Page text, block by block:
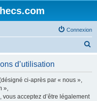
Connexion
d’utilisation
ci-après par « nous »,
»,
acceptez d’être légalement